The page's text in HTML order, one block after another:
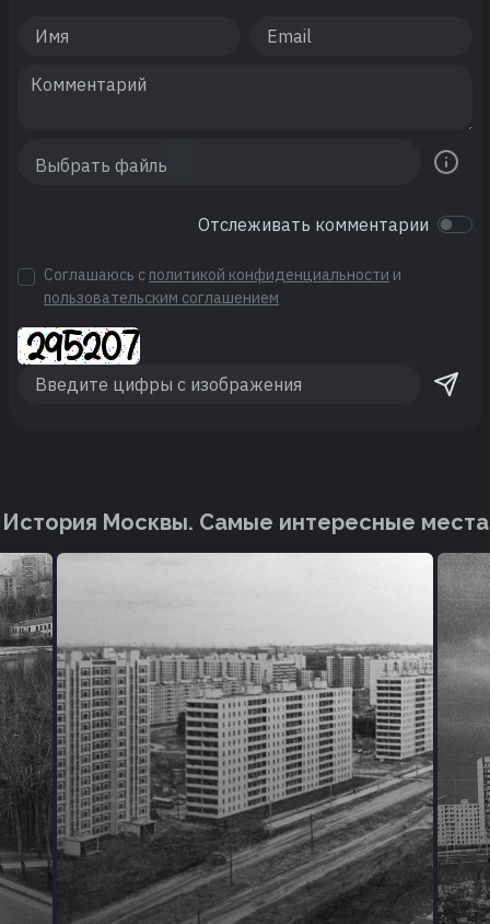
Отслеживать комментарии
Соглашаюсь с политикой конфиденциальности и
пользовательским соглашением
История Москвы. Cамые интересные места